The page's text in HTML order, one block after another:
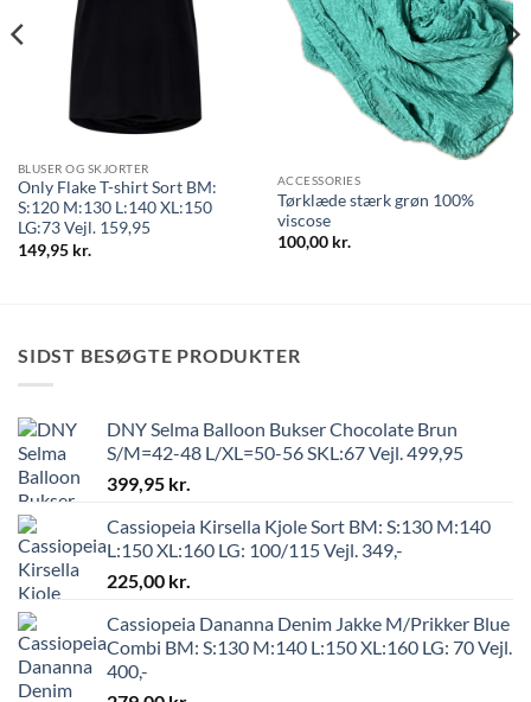
BLUSER OG SKJORTER
Only Flake T-shirt Sort BM:
S:120 M:130 L:140 XL:150
LG:73 Vejl. 159,95
149,95 kr.
ACCESSORIES
Tørklæde stærk grøn 100%
viscose
100,00 kr.
SIDST BESØGTE PRODUKTER
DNY Selma Balloon Bukser Chocolate Brun
S/M=42-48 L/XL=50-56 SKL:67 Vejl. 499,95
399,95 kr.
Cassiopeia Kirsella Kjole Sort BM: S:130 M:140
L:150 XL:160 LG: 100/115 Vejl. 349,-
225,00 kr.
Cassiopeia Dananna Denim Jakke M/Prikker Blue
Combi BM: S:130 M:140 L:150 XL:160 LG: 70 Vejl.
400,-